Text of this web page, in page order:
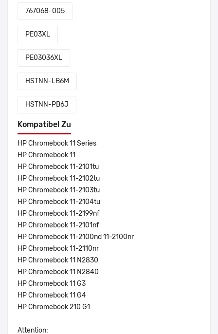
767068-005
PE03XL
PE03036XL
HSTNN-LB6M
HSTNN-PB6J
Kompatibel Zu
HP Chromebook 11 Series
HP Chromebook 11
HP Chromebook 11-2101tu
HP Chromebook 11-2102tu
HP Chromebook 11-2103tu
HP Chromebook 11-2104tu
HP Chromebook 11-2199nf
HP Chromebook 11-2101nf
HP Chromebook 11-2100nd 11-2100nr
HP Chromebook 11-2110nr
HP Chromebook 11 N2830
HP Chromebook 11 N2840
HP Chromebook 11 G3
HP Chromebook 11 G4
HP Chromebook 210 G1
Attention: